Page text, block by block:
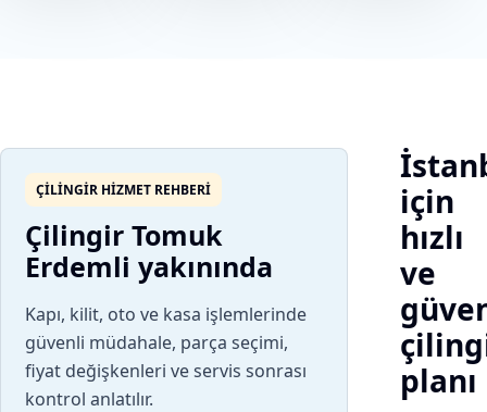
ÇILINGIR HIZMET REHBERI
Çilingir Tomuk
Erdemli yakınında
Kapı, kilit, oto ve kasa işlemlerinde
güvenli müdahale, parça seçimi,
fiyat değişkenleri ve servis sonrası
kontrol anlatılır.
için
hızlı
ve
planı